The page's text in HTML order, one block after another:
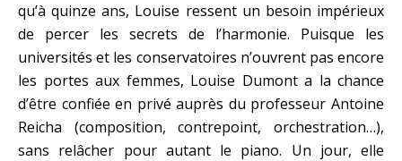
qu’à quinze ans, Louise ressent un besoin impérieux
de percer les secrets de l’harmonie. Puisque les
universités et les conservatoires n’ouvrent pas encore
les portes aux femmes, Louise Dumont a la chance
d’être confiée en privé auprès du professeur Antoine
Reicha (composition, contrepoint, orchestration…),
sans relâcher pour autant le piano. Un jour, elle